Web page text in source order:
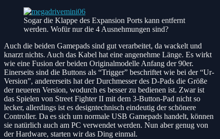
Sogar die Klappe des Expansion Ports kann entfernt
werden. Wofür nur die 4 Ausnehmungen sind?
Auch die beiden Gamepads sind gut verarbeitet, da wackelt und
knarzt nichts. Auch das Kabel hat eine angenehme Länge. Es wirkt
wie eine Fusion der beiden Originalmodelle Anfang der 90er.
Einerseits sind die Buttons als “Trigger” beschriftet wie bei der “Ur-
Version”, andererseits hat der Durchmesser des D-Pads die Größe
der neueren Version, wodurch es besser zu bedienen ist. Zwar ist
das Spielen von Street Fighter II mit dem 3-Button-Pad nicht so
lecker, allerdings ist es designtechnisch eindeutig der schönere
Controller. Da es sich um normale USB Gamepads handelt, können
sie natürlich auch am PC verwendet werden. Nun aber genug von
der Hardware, starten wir das Ding einmal.